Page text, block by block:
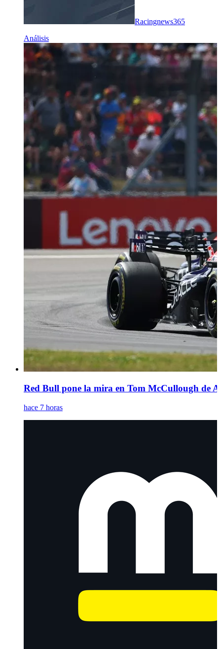
Racingnews365
Análisis
Red Bull pone la mira en Tom McCullough de
hace 7 horas